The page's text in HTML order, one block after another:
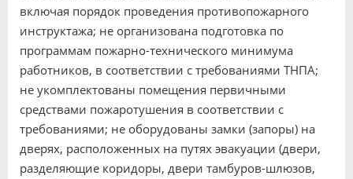
включая порядок проведения противопожарного
инструктажа; не организована подготовка по
программам пожарно-технического минимума
работников, в соответствии с требованиями ТНПА;
не укомплектованы помещения первичными
средствами пожаротушения в соответствии с
требованиями; не оборудованы замки (запоры) на
дверях, расположенных на путях эвакуации (двери,
разделяющие коридоры, двери тамбуров-шлюзов,